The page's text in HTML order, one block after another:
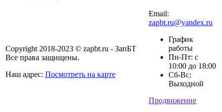
Copyright 2018-2023 © zapbt.ru - ЗапБТ
Все права защищены.
Наш адрес: Посмотреть на карте
Email:
zapbt.ru@yandex.ru
График
работы
Пн-Пт: с
10:00 до 18:00
Сб-Вс:
Выходной
Продвижение